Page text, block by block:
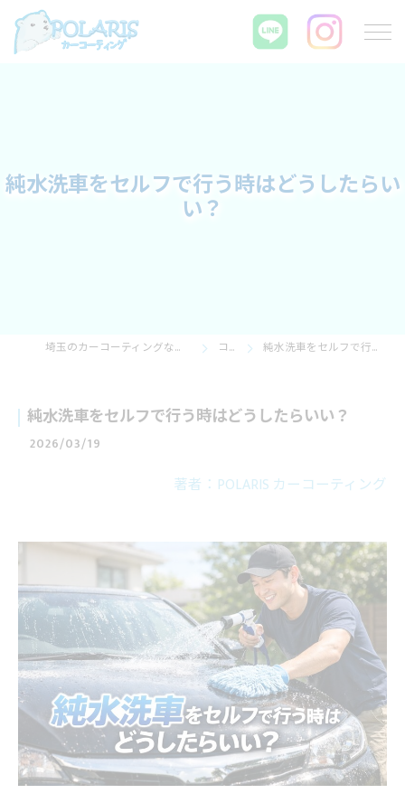
純水洗車をセルフで行う時はどうしたらい
い？
埼玉のカーコーティングならPOLARIS カーコーティング コラム 純水洗車をセルフで行う時はどうしたらいい？
純水洗車をセルフで行う時はどうしたらいい？
2026/03/19
著者：POLARIS カーコーティング